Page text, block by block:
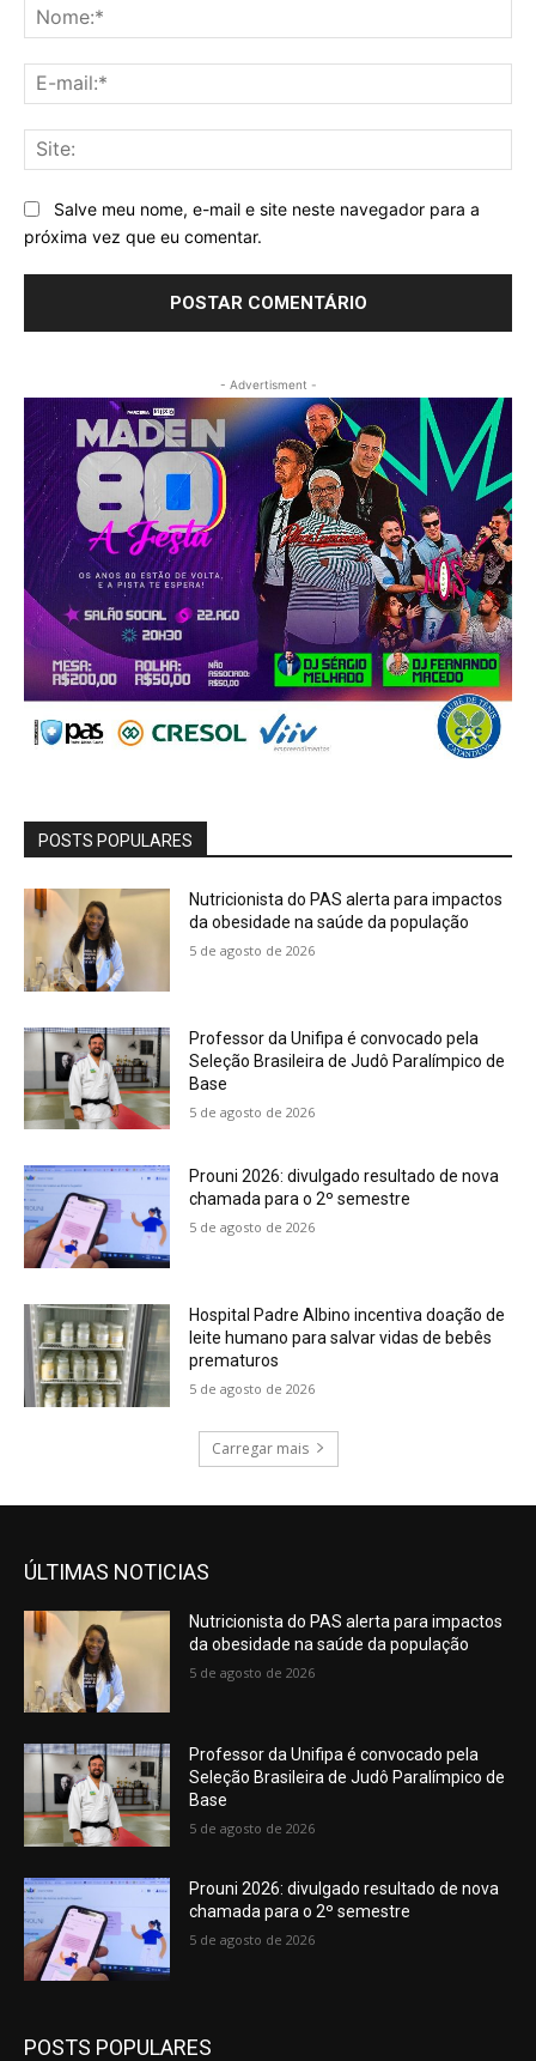
Salve meu nome, e-mail e site neste navegador para a
próxima vez que eu comentar.
- Advertisment -
POSTS POPULARES
Nutricionista do PAS alerta para impactos
da obesidade na saúde da população
5 de agosto de 2026
Professor da Unifipa é convocado pela
Seleção Brasileira de Judô Paralímpico de
Base
5 de agosto de 2026
Prouni 2026: divulgado resultado de nova
chamada para o 2º semestre
5 de agosto de 2026
Hospital Padre Albino incentiva doação de
leite humano para salvar vidas de bebês
prematuros
5 de agosto de 2026
Carregar mais
ÚLTIMAS NOTICIAS
Nutricionista do PAS alerta para impactos
da obesidade na saúde da população
5 de agosto de 2026
Professor da Unifipa é convocado pela
Seleção Brasileira de Judô Paralímpico de
Base
5 de agosto de 2026
Prouni 2026: divulgado resultado de nova
chamada para o 2º semestre
5 de agosto de 2026
POSTS POPULARES